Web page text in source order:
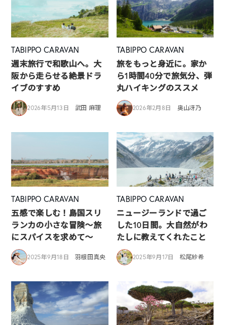
TABIPPO CARAVAN
週末旅行で和歌山へ。大
阪から走らせる絶景ドラ
イブのすすめ
2026年5月13日 武田 麻理
TABIPPO CARAVAN
旅をもっと身近に。家か
ら1時間40分で旅気分、弾
丸ハイキングのススメ
2026年2月8日 奥山冴乃
TABIPPO CARAVAN
五感で楽しむ！島国スリ
ランカの小さな冒険～旅
にスパイスを求めて～
2025年9月18日 羽根田真央
TABIPPO CARAVAN
ニュージーランドで過ご
した10日間。大自然がわ
たしに教えてくれたこと
2025年9月17日 松尾紗希